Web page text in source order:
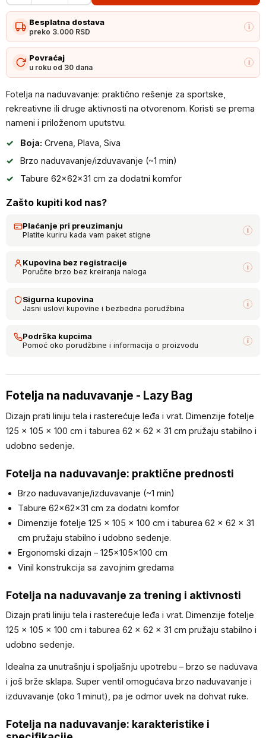
na
naduvavanje
-
Lazy
Besplatna dostava
preko 3.000 RSD
i
Povraćaj
u roku od 30 dana
i
Fotelja na naduvavanje: praktično rešenje za sportske,
rekreativne ili druge aktivnosti na otvorenom. Koristi se prema
nameni i priloženom uputstvu.
Boja: Crvena, Plava, Siva
Brzo naduvavanje/izduvavanje (~1 min)
Tabure 62×62×31 cm za dodatni komfor
Zašto kupiti kod nas?
Plaćanje pri preuzimanju
Platite kuriru kada vam paket stigne i
Kupovina bez registracije
Poručite brzo bez kreiranja naloga i
Sigurna kupovina
Jasni uslovi kupovine i bezbedna porudžbina i
Podrška kupcima
Pomoć oko porudžbine i informacija o proizvodu i
Fotelja na naduvavanje - Lazy Bag
Dizajn prati liniju tela i rasterećuje leđa i vrat. Dimenzije fotelje
125 × 105 × 100 cm i taburea 62 × 62 × 31 cm pružaju stabilno i
udobno sedenje.
Fotelja na naduvavanje: praktične prednosti
Brzo naduvavanje/izduvavanje (~1 min)
Tabure 62×62×31 cm za dodatni komfor
Dimenzije fotelje 125 × 105 × 100 cm i taburea 62 × 62 × 31
cm pružaju stabilno i udobno sedenje.
Ergonomski dizajn – 125×105×100 cm
Vinil konstrukcija sa zavojnim gredama
Fotelja na naduvavanje za trening i aktivnosti
Dizajn prati liniju tela i rasterećuje leđa i vrat. Dimenzije fotelje
125 × 105 × 100 cm i taburea 62 × 62 × 31 cm pružaju stabilno i
udobno sedenje.
Idealna za unutrašnju i spoljašnju upotrebu – brzo se naduvava
i još brže sklapa. Super ventil omogućava brzo naduvavanje i
izduvavanje (oko 1 minut), pa je odmor uvek na dohvat ruke.
Fotelja na naduvavanje: karakteristike i